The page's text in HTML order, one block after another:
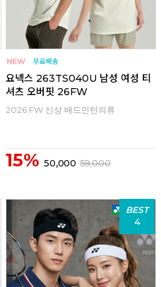
요넥스 263TS040U 남성 여성 티
셔츠 오버핏 26FW
2026 FW 신상 배드민턴의류
15% 50,000 59,000
BEST
4